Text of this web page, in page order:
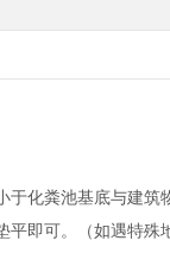
于化粪池基底与建筑
平即可。（如遇特殊